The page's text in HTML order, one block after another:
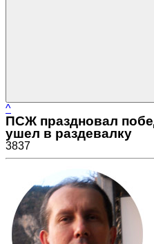
^
ПСЖ праздновал
ушел в раздевалку
3837